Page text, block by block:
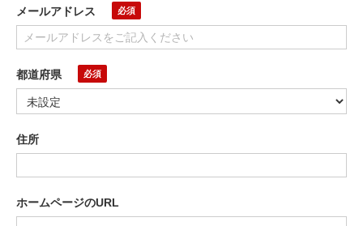
メールアドレス
都道府県
住所
ホームページのURL